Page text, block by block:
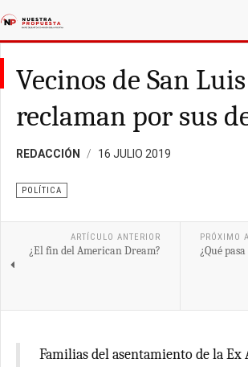
Vecinos de San Luis
reclaman por sus
REDACCIÓN 16 JULIO 2019
POLÍTICA
ARTÍCULO ANTERIOR
¿El fin del American Dream?
PRÓXIMO
¿Qué
Familias del asentamiento de la Ex